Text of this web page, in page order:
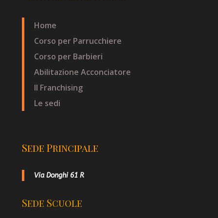
Home
Corso per Parrucchiere
Corso per Barbieri
Abilitazione Acconciatore
Il Franchising
Le sedi
Sede Principale
Via Donghi 61 R
Sede Scuole